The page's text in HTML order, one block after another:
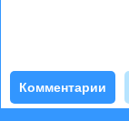
Комментарии